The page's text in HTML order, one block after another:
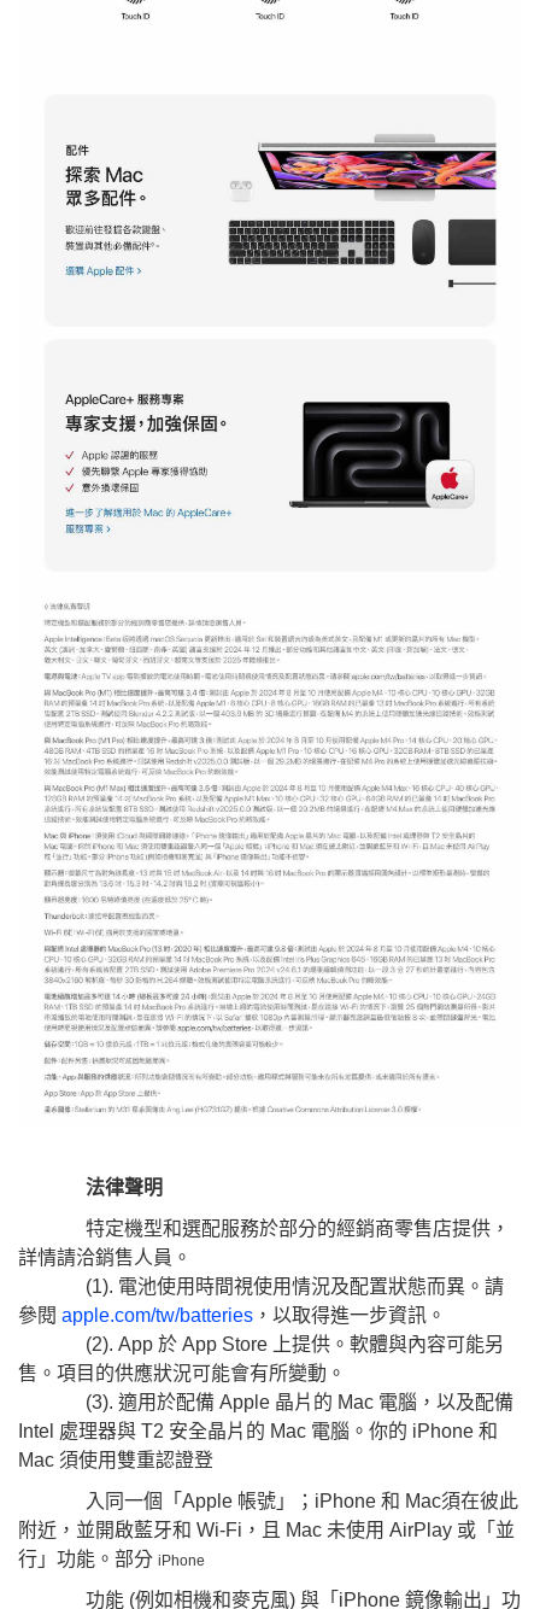
法律聲明
特定機型和選配服務於部分的經銷商零售店提供，
詳情請洽銷售人員。
(1). 電池使用時間視使用情況及配置狀態而異。請
參閱 apple.com/tw/batteries ，以取得進一步資訊。
(2). App 於 App Store 上提供。軟體與內容可能另
售。項目的供應狀況可能會有所變動。
(3). 適用於配備 Apple 晶片的 Mac 電腦，以及配備
Intel 處理器與 T2 安全晶片的 Mac 電腦。你的 iPhone 和
Mac 須使用雙重認證登
入同一個「Apple 帳號」；iPhone 和 Mac須在彼此
附近，並開啟藍牙和 Wi-Fi，且 Mac 未使用 AirPlay 或「並
行」功能。部分 iPhone
功能 (例如相機和麥克風) 與「iPhone 鏡像輸出」功